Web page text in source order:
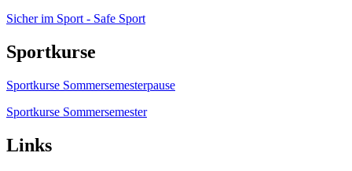
Sicher im Sport - Safe Sport
Sportkurse
Sportkurse Sommersemesterpause
Sportkurse Sommersemester
Links